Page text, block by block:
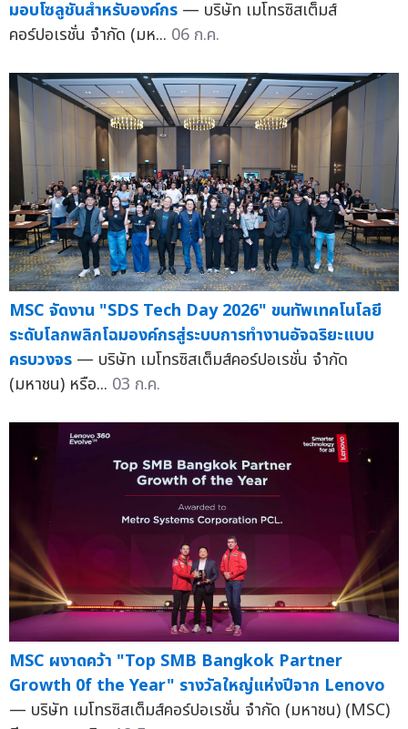
มอบโซลูชันสำหรับองค์กร — บริษัท เมโทรซิสเต็มส์
คอร์ปอเรชั่น จำกัด (มห... 06 ก.ค.
MSC จัดงาน "SDS Tech Day 2026" ขนทัพเทคโนโลยี
ระดับโลกพลิกโฉมองค์กรสู่ระบบการทำงานอัจฉริยะแบบ
ครบวงจร — บริษัท เมโทรซิสเต็มส์คอร์ปอเรชั่น จำกัด
(มหาชน) หรือ... 03 ก.ค.
MSC ผงาดคว้า "Top SMB Bangkok Partner
Growth 0f the Year" รางวัลใหญ่แห่งปีจาก Lenovo
— บริษัท เมโทรซิสเต็มส์คอร์ปอเรชั่น จำกัด (มหาชน) (MSC)